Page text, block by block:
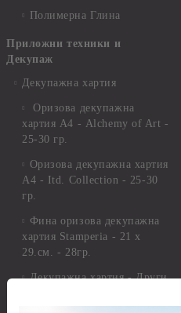
Полимерна Глина
Приложни техники и
Декупаж
Декупажна хартия
Оризова декупажна
хартия А4 - Alchemy of Art -
25-30 гр.
Оризова декупажна хартия
А4 - Itd. Collection - 25-30
гр.
Фина оризова декупажна
хартия Stamperia - 21 х
29.см. - 28гр.
Декупажна хартия - Други